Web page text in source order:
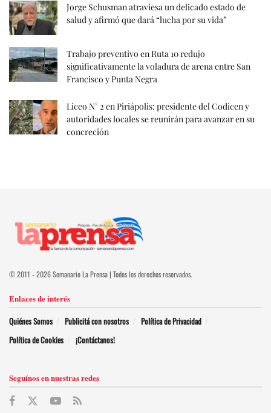
Jorge Schusman atraviesa un delicado estado de
salud y afirmó que dará “lucha por su vida”
Trabajo preventivo en Ruta 10 redujo
significativamente la voladura de arena entre San
Francisco y Punta Negra
Liceo N° 2 en Piriápolis: presidente del Codicen y
autoridades locales se reunirán para avanzar en su
concreción
© 2011 - 2026 Semanario La Prensa | Todos los derechos reservados.
Enlaces de interés
Quiénes Somos Publicitá con nosotros
Política de Privacidad
Política de Cookies
¡Contáctanos!
Seguínos en nuestras redes